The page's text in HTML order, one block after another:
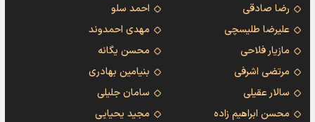
رضا صادقی
احمد سلو
علیرضا طلیسچی
مهدی احمدوند
مازیار فلاحی
محسن یگانه
مرتضی اشرفی
بنیامین بهادری
سالار عقیلی
سامان جلیلی
محسن ابراهیم زاده
مجید یحیایی